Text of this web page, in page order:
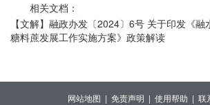
相关文档：
【文解】融政办发〔2024〕6号 关于印发《
糖料蔗发展工作实施方案》政策解读
网站地图 | 免责声明 | 使用帮助 | 联